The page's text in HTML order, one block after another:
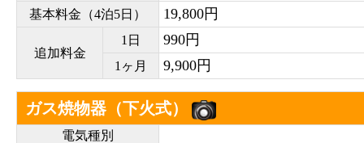
基本料金（4泊5日） 19,800円
追加料金
1日 990円
1ヶ月 9,900円
ガス焼物器（下火式）
電気種別